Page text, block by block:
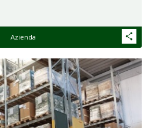
Azienda